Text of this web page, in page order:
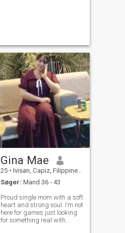
Gina Mae
25 • Ivisan, Capiz, Filippinerne
Søger: Mand 36 - 43
Proud single mom with a soft
heart and strong soul. I’m not
here for games just looking
for something real with